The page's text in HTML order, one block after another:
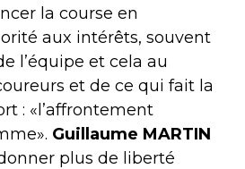
la course en
aux intérêts, souvent
l’équipe et cela au
et de ce qui fait la
: «l’affrontement
Guillaume MARTIN
plus de liberté